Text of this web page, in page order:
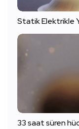
Statik Elektrikle
33 saat süren